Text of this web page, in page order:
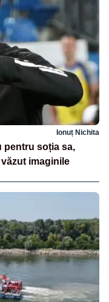
Ionuț Nichita
pentru soția sa,
imaginile